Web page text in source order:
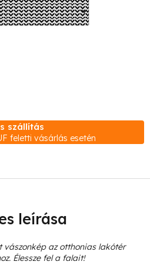
szállítás
feletti vásárlás esetén
leírása
vászonkép az otthonias lakótér
Élessze fel a falait!